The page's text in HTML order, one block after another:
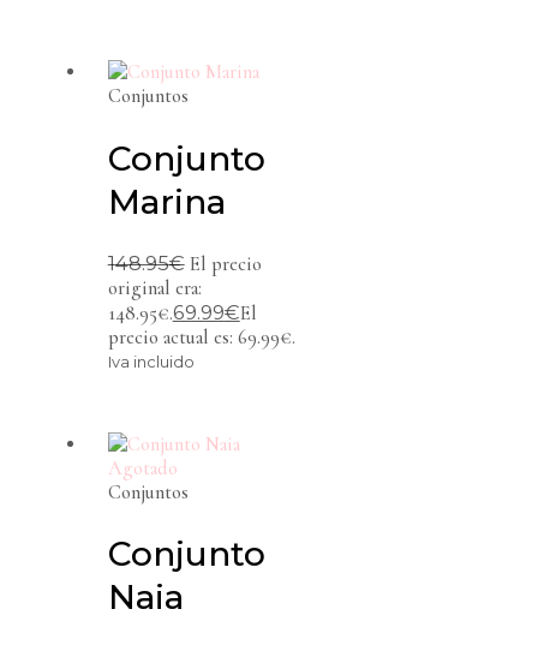
Conjuntos
Conjunto
Marina
148.95€ El precio
original era:
148.95€.69.99€El
precio actual es: 69.99€.
Iva incluido
Agotado
Conjuntos
Conjunto
Naia